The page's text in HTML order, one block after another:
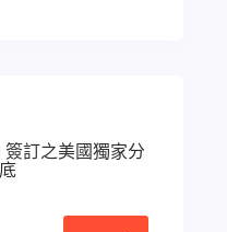
訂之美國獨家分